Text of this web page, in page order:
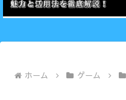
ホーム ゲーム